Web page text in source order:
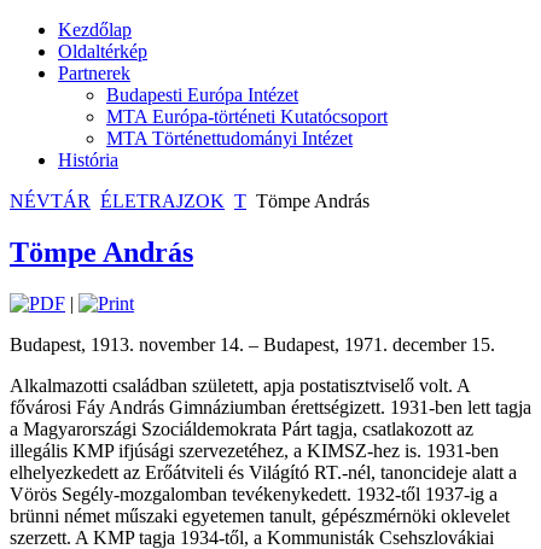
Kezdőlap
Oldaltérkép
Partnerek
Budapesti Európa Intézet
MTA Európa-történeti Kutatócsoport
MTA Történettudományi Intézet
História
NÉVTÁR ÉLETRAJZOK T Tömpe András
Tömpe András
|
Budapest, 1913. november 14. – Budapest, 1971. december 15.
Alkalmazotti családban született, apja postatisztviselő volt. A
fővárosi Fáy András Gimnáziumban érettségizett. 1931-ben lett tagja
a Magyarországi Szociáldemokrata Párt tagja, csatlakozott az
illegális KMP ifjúsági szervezetéhez, a KIMSZ-hez is. 1931-ben
elhelyezkedett az Erőátviteli és Világító RT.-nél, tanoncideje alatt a
Vörös Segély-mozgalomban tevékenykedett. 1932-től 1937-ig a
brünni német műszaki egyetemen tanult, gépészmérnöki oklevelet
szerzett. A KMP tagja 1934-től, a Kommunisták Csehszlovákiai